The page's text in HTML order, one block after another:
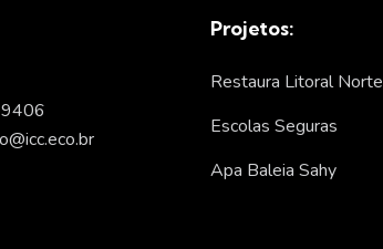
Projetos:
Restaura Litoral Norte
Escolas Seguras
Apa Baleia Sahy